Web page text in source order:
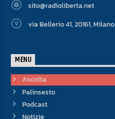
sito@radioliberta.net
via Bellerio 41, 20161, Milano
MENU
Ascolta
Palinsesto
Podcast
Notizie